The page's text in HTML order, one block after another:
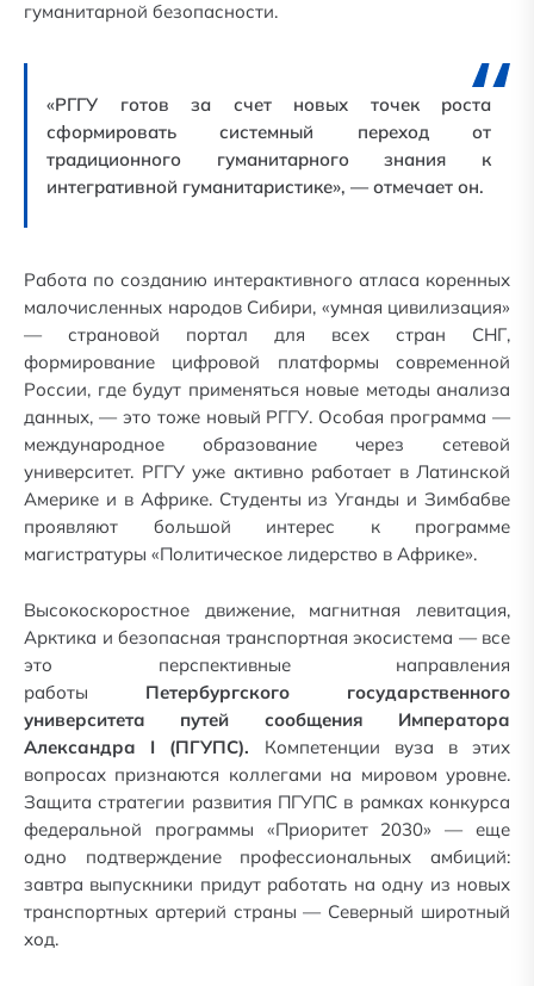
гуманитарной безопасности.
«РГГУ готов за счет новых точек роста
сформировать системный переход от
традиционного гуманитарного знания к
интегративной гуманитаристике», — отмечает он.
Работа по созданию интерактивного атласа коренных
малочисленных народов Сибири, «умная цивилизация»
— страновой портал для всех стран СНГ,
формирование цифровой платформы современной
России, где будут применяться новые методы анализа
данных, — это тоже новый РГГУ. Особая программа —
международное образование через сетевой
университет. РГГУ уже активно работает в Латинской
Америке и в Африке. Студенты из Уганды и Зимбабве
проявляют большой интерес к программе
магистратуры «Политическое лидерство в Африке».
Высокоскоростное движение, магнитная левитация,
Арктика и безопасная транспортная экосистема — все
это перспективные направления
работы Петербургского государственного
университета путей сообщения Императора
Александра I (ПГУПС). Компетенции вуза в этих
вопросах признаются коллегами на мировом уровне.
Защита стратегии развития ПГУПС в рамках конкурса
федеральной программы «Приоритет 2030» — еще
одно подтверждение профессиональных амбиций:
завтра выпускники придут работать на одну из новых
транспортных артерий страны — Северный широтный
ход.